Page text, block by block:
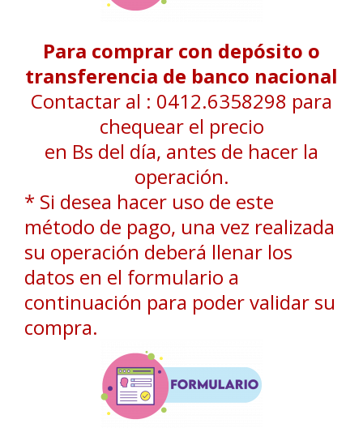
Para comprar con depósito o
transferencia de banco nacional
Contactar al : 0412.6358298 para
chequear el precio
en Bs del día, antes de hacer la
operación.
* Si desea hacer uso de este
método de pago, una vez realizada
su operación deberá llenar los
datos en el formulario a
continuación para poder validar su
compra.